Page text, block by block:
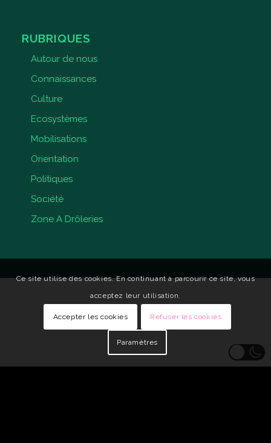
RUBRIQUES
Autour de nous
Connaissances
Culture
Ecosystèmes
Mobilisations
Orientation
Politiques
Société
Zone A Drôleries
Ce site utilise des cookies. En continuant à parcourir ce site, vous
acceptez leur utilisation.
Accepter les cookies Refuser les cookies
Paramètres